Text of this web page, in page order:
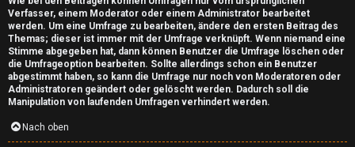
Verfasser, einem Moderator oder einem Administrator bearbeitet
werden. Um eine Umfrage zu bearbeiten, ändere den ersten Beitrag des
Themas; dieser ist immer mit der Umfrage verknüpft. Wenn niemand eine
Stimme abgegeben hat, dann können Benutzer die Umfrage löschen oder
die Umfrageoption bearbeiten. Sollte allerdings schon ein Benutzer
abgestimmt haben, so kann die Umfrage nur noch von Moderatoren oder
Administratoren geändert oder gelöscht werden. Dadurch soll die
Manipulation von laufenden Umfragen verhindert werden.
Nach oben
n
a
↳
M